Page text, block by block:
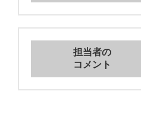
担当者の
コメント